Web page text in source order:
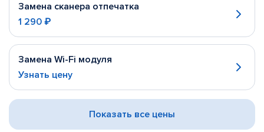
Замена сканера отпечатка
1 290 ₽
Замена Wi-Fi модуля
Узнать цену
Показать все цены